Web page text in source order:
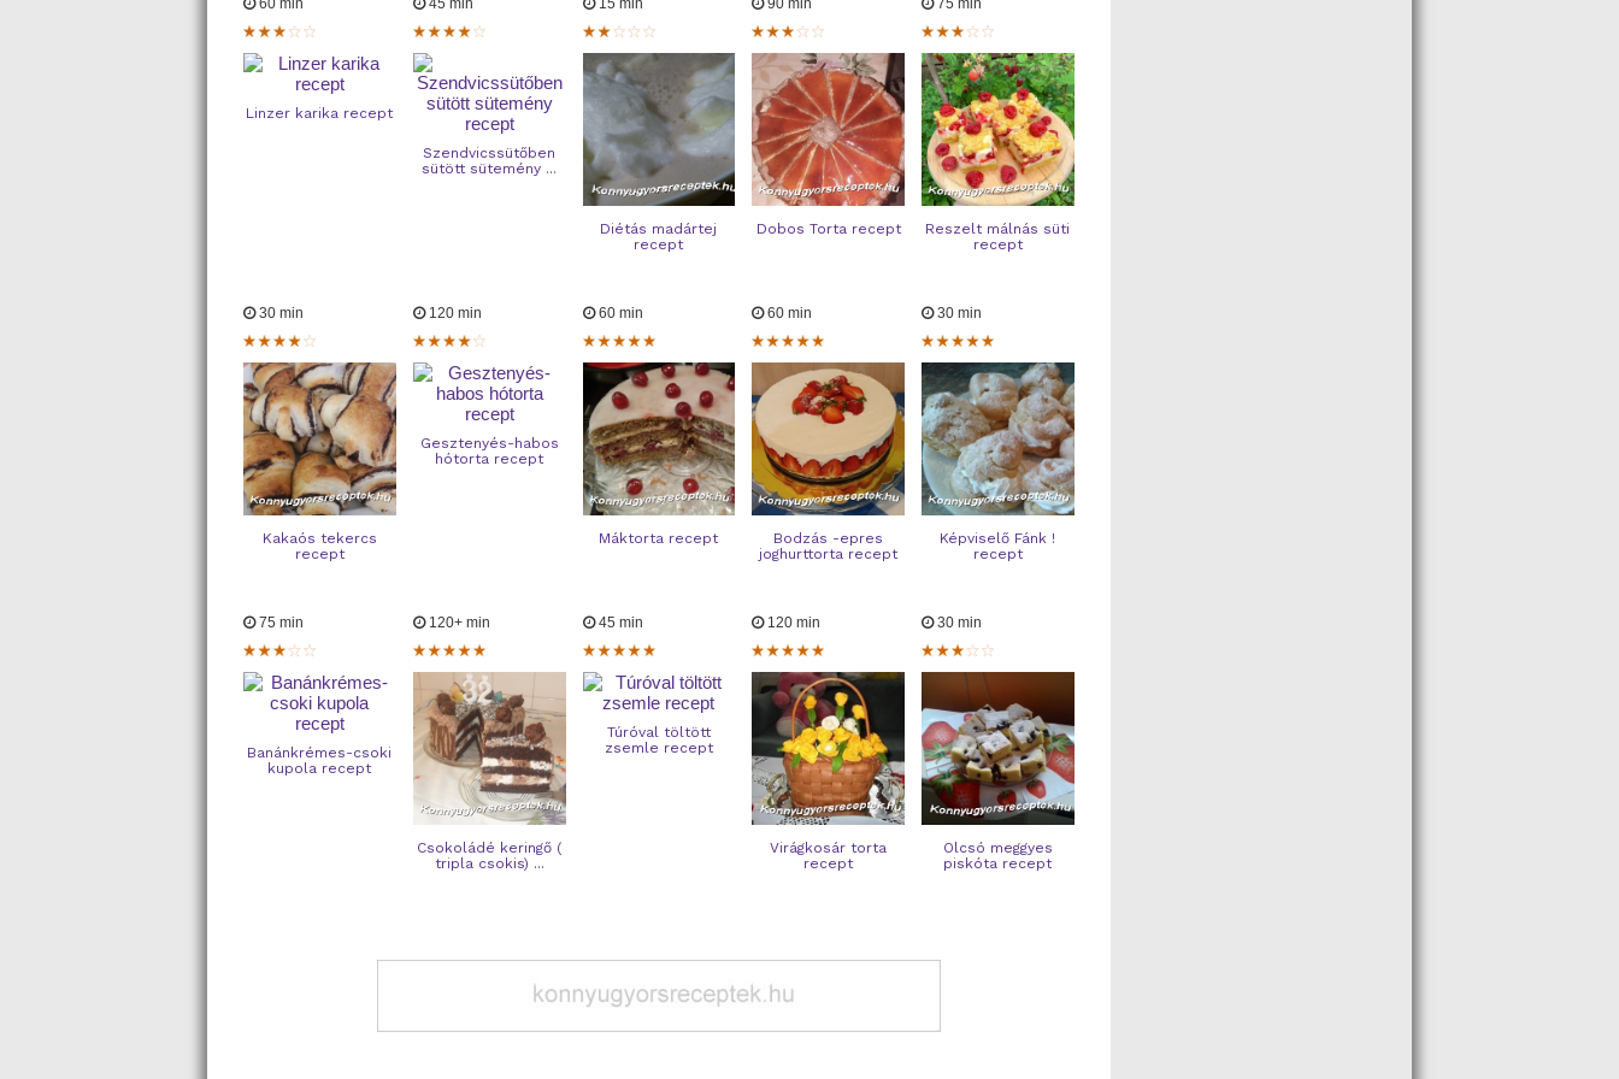
60 min
Linzer karika recept
45 min
Szendvicssütőben
sütött sütemény ...
15 min
Diétás madártej
recept
90 min
Dobos Torta recept
75 min
Reszelt málnás süti
recept
30 min
Kakaós tekercs
recept
120 min
Gesztenyés-habos
hótorta recept
60 min
Máktorta recept
60 min
Bodzás -epres
joghurttorta recept
30 min
Képviselő Fánk !
recept
75 min
Banánkrémes-csoki
kupola recept
120+ min
Csokoládé keringő (
tripla csokis) ...
45 min
Túróval töltött
zsemle recept
120 min
Virágkosár torta
recept
30 min
Olcsó meggyes
piskóta recept